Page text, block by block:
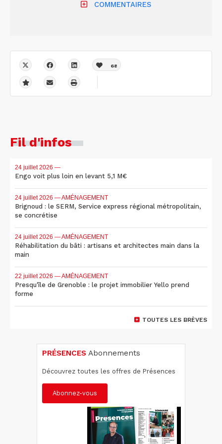
COMMENTAIRES
68
Fil d'infos
24 juillet 2026 —
Engo voit plus loin en levant 5,1 M€
24 juillet 2026 — AMÉNAGEMENT
Brignoud : le SERM, Service express régional métropolitain,
se concrétise
24 juillet 2026 — AMÉNAGEMENT
Réhabilitation du bâti : artisans et architectes main dans la
main
22 juillet 2026 — AMÉNAGEMENT
Presqu'île de Grenoble : le projet immobilier Yello prend
forme
TOUTES LES BRÈVES
PRÉSENCES Abonnements
Découvrez toutes les offres de Présences
Abonnez-vous